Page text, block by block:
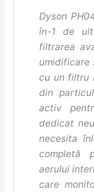
Dyson
în-1 de
filtrarea
umidificare
cu un filtru
din
activ
dedicat
necesita
completă
aerului
care